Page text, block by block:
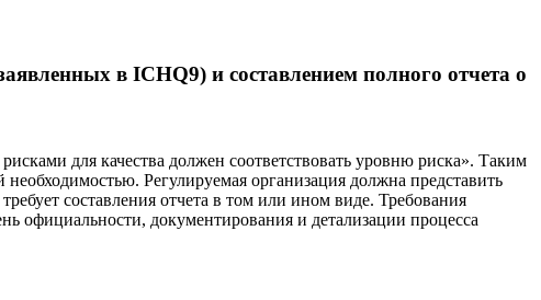
в ICHQ9) и составлением полного отчета о
для качества должен соответствовать уровню риска». Таким
Регулируемая организация должна представить
составления отчета в том или ином виде. Требования
официальности, документирования и детализации процесса